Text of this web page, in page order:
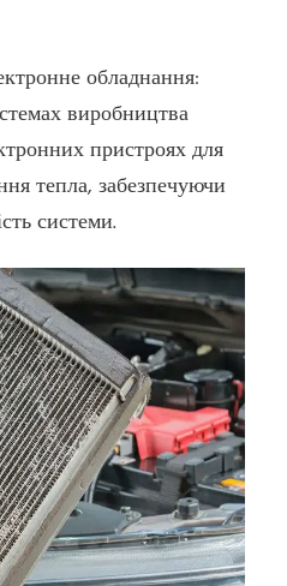
обладнання:
виробництва
пристроях для
тепла, забезпечуючи
системи.